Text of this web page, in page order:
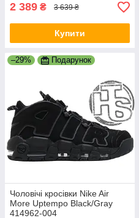
2 389 ₴ 3 639 ₴
Купити
–29% Подарунок
Чоловічі кросівки Nike Air
More Uptempo Black/Gray
414962-004